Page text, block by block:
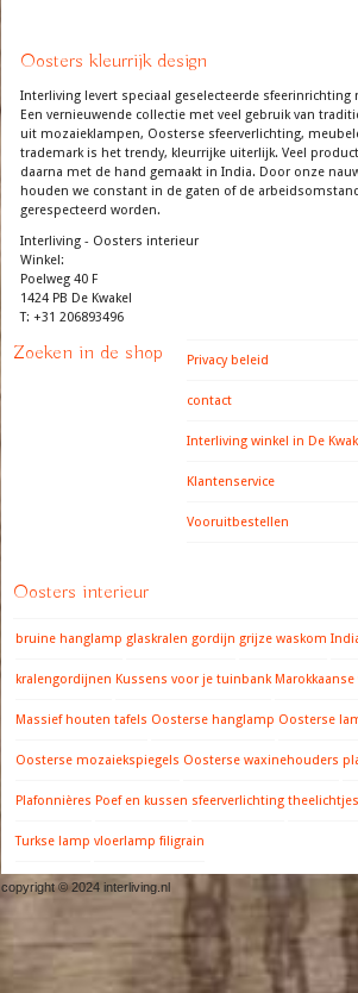
Oosters kleurrijk design
Interliving levert speciaal geselecteerde
Een vernieuwende collectie met veel gebruik van
uit mozaieklampen, Oosterse sfeerverlichting,
trademark is het trendy, kleurrijke uiterlijk. Veel
daarna met de hand gemaakt in India. Door onze
houden we constant in de gaten of de
gerespecteerd worden.
Interliving - Oosters interieur
Winkel:
Poelweg 40 F
1424 PB De Kwakel
T: +31 206893496
Zoeken in de shop Privacy beleid
contact
Interliving winkel in De
Klantenservice
Vooruitbestellen
Oosters interieur
bruine hanglamp glaskralen gordijn grijze waskom
kralengordijnen Kussens voor je tuinbank
Massief houten tafels Oosterse hanglamp Oosterse
Oosterse mozaiekspiegels Oosterse waxinehouders
Plafonnières Poef en kussen sfeerverlichting theelichtjes
Turkse lamp vloerlamp filigrain
copyright © 2024 interliving.nl